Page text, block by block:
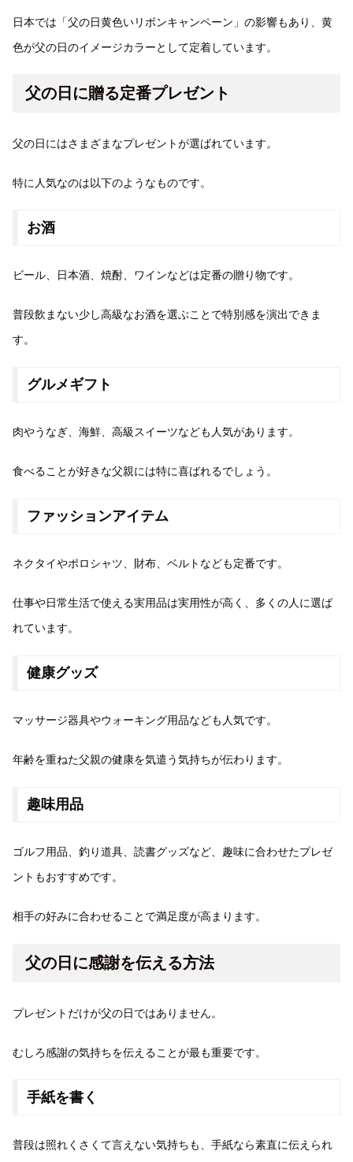
日本では「父の日黄色いリボンキャンペーン」の影響もあり、黄
色が父の日のイメージカラーとして定着しています。
父の日に贈る定番プレゼント
父の日にはさまざまなプレゼントが選ばれています。
特に人気なのは以下のようなものです。
お酒
ビール、日本酒、焼酎、ワインなどは定番の贈り物です。
普段飲まない少し高級なお酒を選ぶことで特別感を演出できま
す。
グルメギフト
肉やうなぎ、海鮮、高級スイーツなども人気があります。
食べることが好きな父親には特に喜ばれるでしょう。
ファッションアイテム
ネクタイやポロシャツ、財布、ベルトなども定番です。
仕事や日常生活で使える実用品は実用性が高く、多くの人に選ば
れています。
健康グッズ
マッサージ器具やウォーキング用品なども人気です。
年齢を重ねた父親の健康を気遣う気持ちが伝わります。
趣味用品
ゴルフ用品、釣り道具、読書グッズなど、趣味に合わせたプレゼ
ントもおすすめです。
相手の好みに合わせることで満足度が高まります。
父の日に感謝を伝える方法
プレゼントだけが父の日ではありません。
むしろ感謝の気持ちを伝えることが最も重要です。
手紙を書く
普段は照れくさくて言えない気持ちも、手紙なら素直に伝えられ